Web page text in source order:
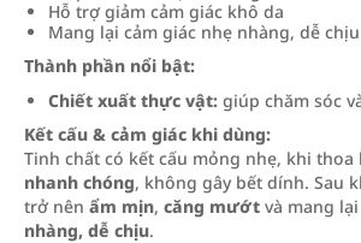
Hỗ trợ giảm cảm giác khô da
Mang lại cảm giác nhẹ nhàng, dễ
Thành phần nổi bật:
Chiết xuất thực vật: giúp chăm sóc
Kết cấu & cảm giác khi dùng:
Tinh chất có kết cấu mỏng nhẹ, khi thoa
nhanh chóng, không gây bết dính. Sau
trở nên ẩm mịn, căng mướt và mang
nhàng, dễ chịu.